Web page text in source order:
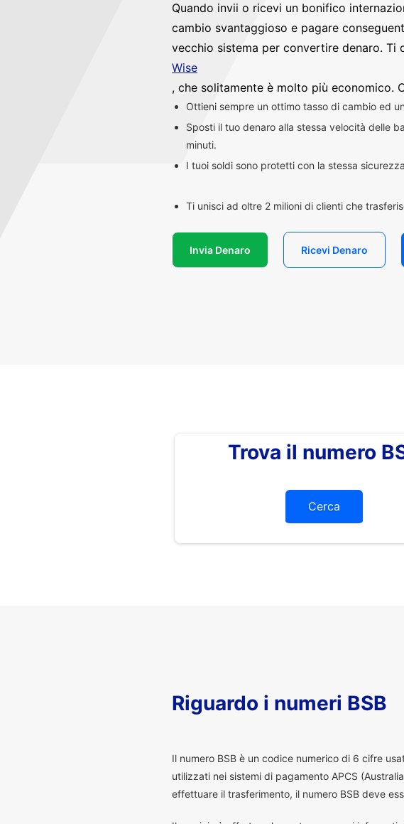
Quando invii o ricevi un bonifico
cambio svantaggioso e pagare
vecchio sistema per convertire denaro. Ti
Wise
, che solitamente è molto più economico.
Ottieni sempre un ottimo tasso di cambio ed
Sposti il tuo denaro alla stessa velocità delle
minuti.
I tuoi soldi sono protetti con la stessa
Ti unisci ad oltre 2 milioni di clienti che
Invia Denaro Ricevi Denaro
Trova il numero
Cerca
Riguardo i numeri BSB
Il numero BSB è un codice numerico di 6 cifre
utilizzati nei sistemi di pagamento APCS
effettuare il trasferimento, il numero BSB deve